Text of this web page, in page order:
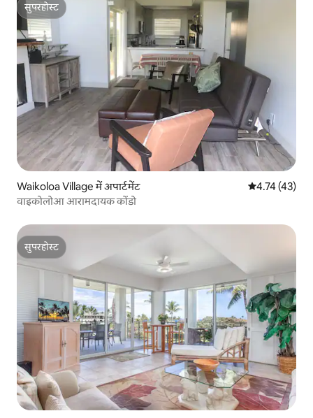
सुपरहोस्ट
सुपरहोस्ट
Waikoloa Village में अपार्टमेंट औसत रेटिंग 5 में
4.74 (43)
वाइकोलोआ आरामदायक कोंडो
सुपरहोस्ट
सुपरहोस्ट